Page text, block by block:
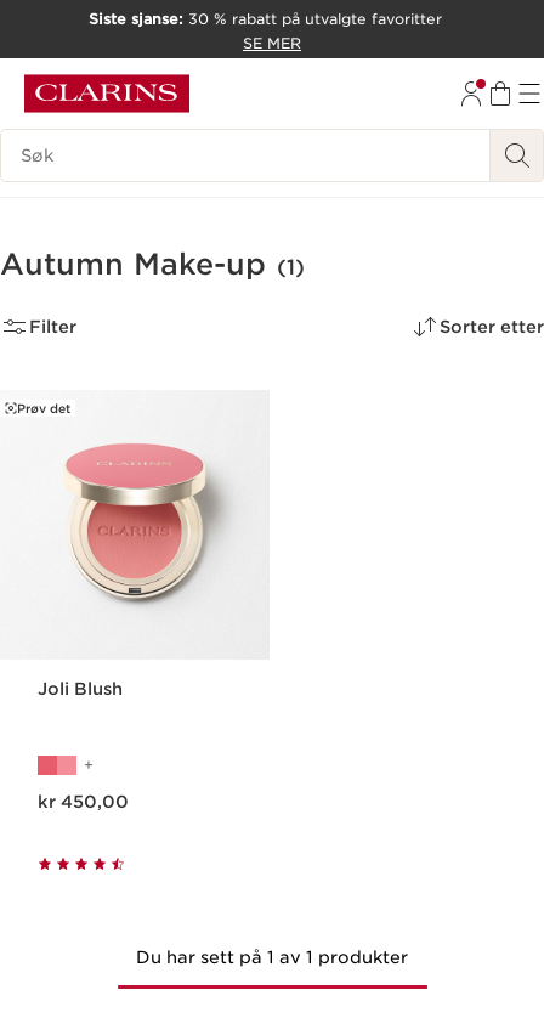
GÅ TIL BUNNTEKST
Siste sjanse: 30 % rabatt på utvalgte favoritter
SE MER
Søk Forklaring
Autumn Make-up (1)
Filter Sorter etter
Prøv det
Joli Blush
kr 450,00
Du har sett på 1 av 1 produkter